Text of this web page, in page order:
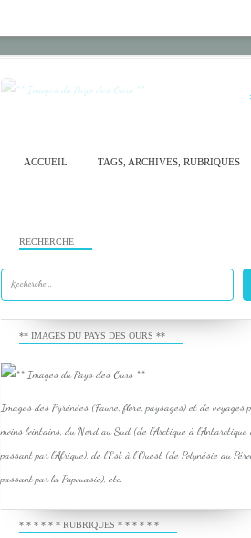
ACCUEIL TAGS, ARCHIVES, RUBRIQUES
RECHERCHE
** IMAGES DU PAYS DES OURS **
Images des Pyrénées (Faune, flore, paysages) et de voyages
moins lointains, du Nord au Sud (de l'Arctique à l'Antarctique
passant par l'Afrique), de l'Est à l'Ouest (de Polynésie au
passant par la Papouasie), etc.
* * * * * * RUBRIQUES * * * * * *